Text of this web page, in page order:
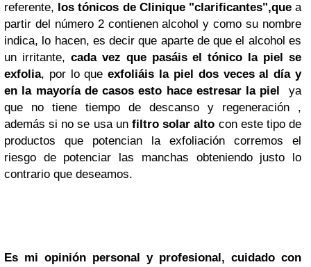
referente, lostónicos de Clinique "clarificantes",que a
partir del número 2 contienen alcohol y como su nombre
indica, lo hacen, es decir que aparte de que el alcohol es
un irritante, cada vez que pasáis el tónico la piel se
exfolia, por lo queexfoliáis la piel dos veces al día y
en la mayoría de casos esto hace estresar la piel
ya
que no tiene tiempo de descanso y regeneración ,
además si no se usa un filtro solar alto con este tipo de
productos que potencian la exfoliación corremos el
riesgo de potenciar las manchas obteniendo justo lo
contrario que deseamos.
Es mi opinión personal y profesional, cuidado con